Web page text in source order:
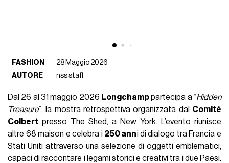
FASHION
28 Maggio 2026
AUTORE
nss staff
Dal 26 al 31 maggio 2026 Longchamppartecipa a “Hidden
Treasure”, la mostra retrospettiva organizzata dal Comité
Colbert presso The Shed, a New York. L’evento riunisce
altre 68 maison e celebra i 250 anni di dialogo tra Francia e
Stati Uniti attraverso una selezione di oggetti emblematici,
capaci di raccontare i legami storici e creativi tra i due Paesi.